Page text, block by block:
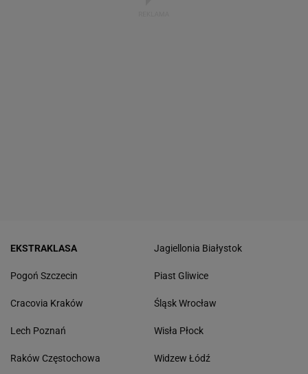
EKSTRAKLASA
Pogoń Szczecin
Cracovia Kraków
Lech Poznań
Raków Częstochowa
Jagiellonia Białystok
Piast Gliwice
Śląsk Wrocław
Wisła Płock
Widzew Łódź